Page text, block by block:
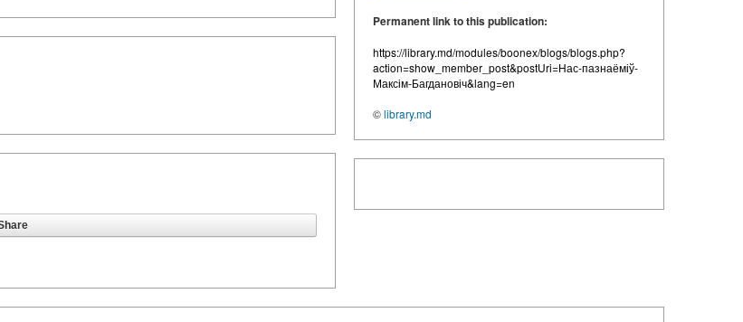
Permanent link to this publication:
https://library.md/modules/boonex/blogs/blogs.php?
action=show_member_post&postUri=Нас-пазнаёміў-
Максім-Багдановіч&lang=en
©library.md